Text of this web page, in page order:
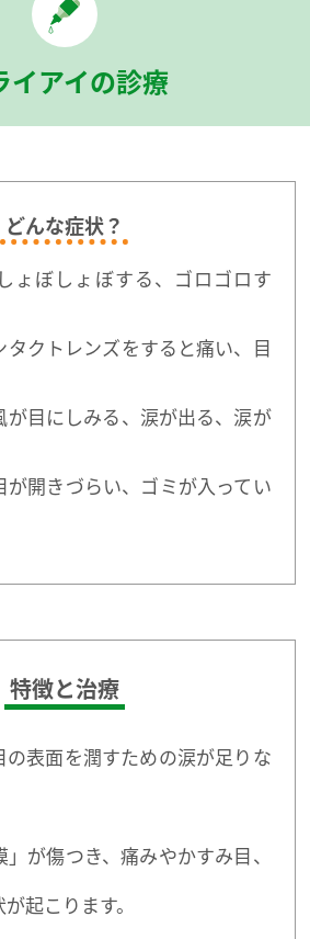
イアイの診療
どんな症状？
ょぼしょぼする、ゴロゴロす
タクトレンズをすると痛い、目
が目にしみる、涙が出る、涙が
が開きづらい、ゴミが入ってい
特徴と治療
の表面を潤すための涙が足りな
が傷つき、痛みやかすみ目、
起こります。